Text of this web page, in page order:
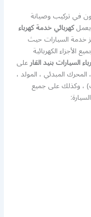
في تركيب وصيانة
يعملكهربائي خدمة كهرباء
السيارات حيث
الكهربائية
السيارات بنيد القارعلى
المحرك المبدئي ، المولد ،
، وكذلك على جميع